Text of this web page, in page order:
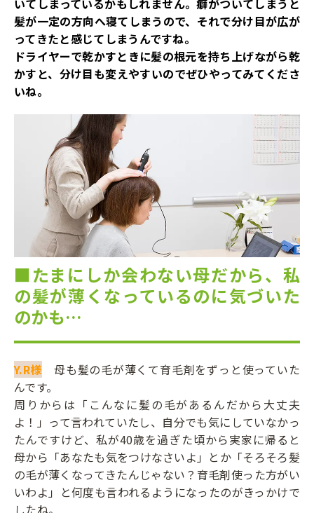
いてしまっているかもしれません。癖がついてしまうと
髪が一定の方向へ寝てしまうので、それで分け目が広が
ってきたと感じてしまうんですね。
ドライヤーで乾かすときに髪の根元を持ち上げながら乾
かすと、分け目も変えやすいのでぜひやってみてくださ
いね。
■たまにしか会わない母だから、私
の髪が薄くなっているのに気づいた
のかも…
Y.R様 母も髪の毛が薄くて育毛剤をずっと使っていた
んです。
周りからは「こんなに髪の毛があるんだから大丈夫
よ！」って言われていたし、自分でも気にしていなかっ
たんですけど、私が40歳を過ぎた頃から実家に帰ると
母から「あなたも気をつけなさいよ」とか「そろそろ髪
の毛が薄くなってきたんじゃない？育毛剤使った方がい
いわよ」と何度も言われるようになったのがきっかけで
したね。